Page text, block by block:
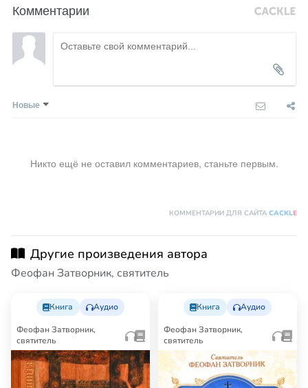
Комментарии
Новые
Никто ещё не оставил комментариев, станьте первым.
КОММЕНТАРИИ ДЛЯ САЙТА CACKLE
Другие произведения автора
Феофан Затворник, святитель
Книга Аудио
Феофан Затворник,
святитель
Книга Аудио
Феофан Затворник,
святитель